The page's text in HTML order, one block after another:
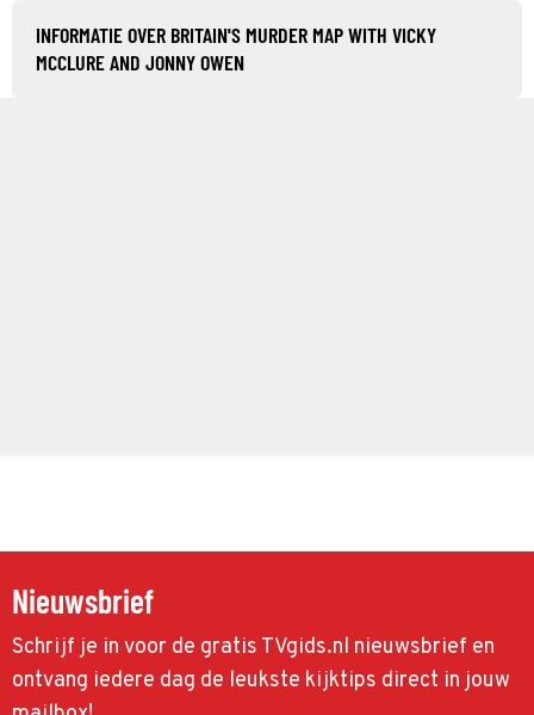
INFORMATIE OVER BRITAIN'S MURDER MAP WITH VICKY
MCCLURE AND JONNY OWEN
Nieuwsbrief
Schrijf je in voor de gratis TVgids.nl nieuwsbrief en
ontvang iedere dag de leukste kijktips direct in jouw